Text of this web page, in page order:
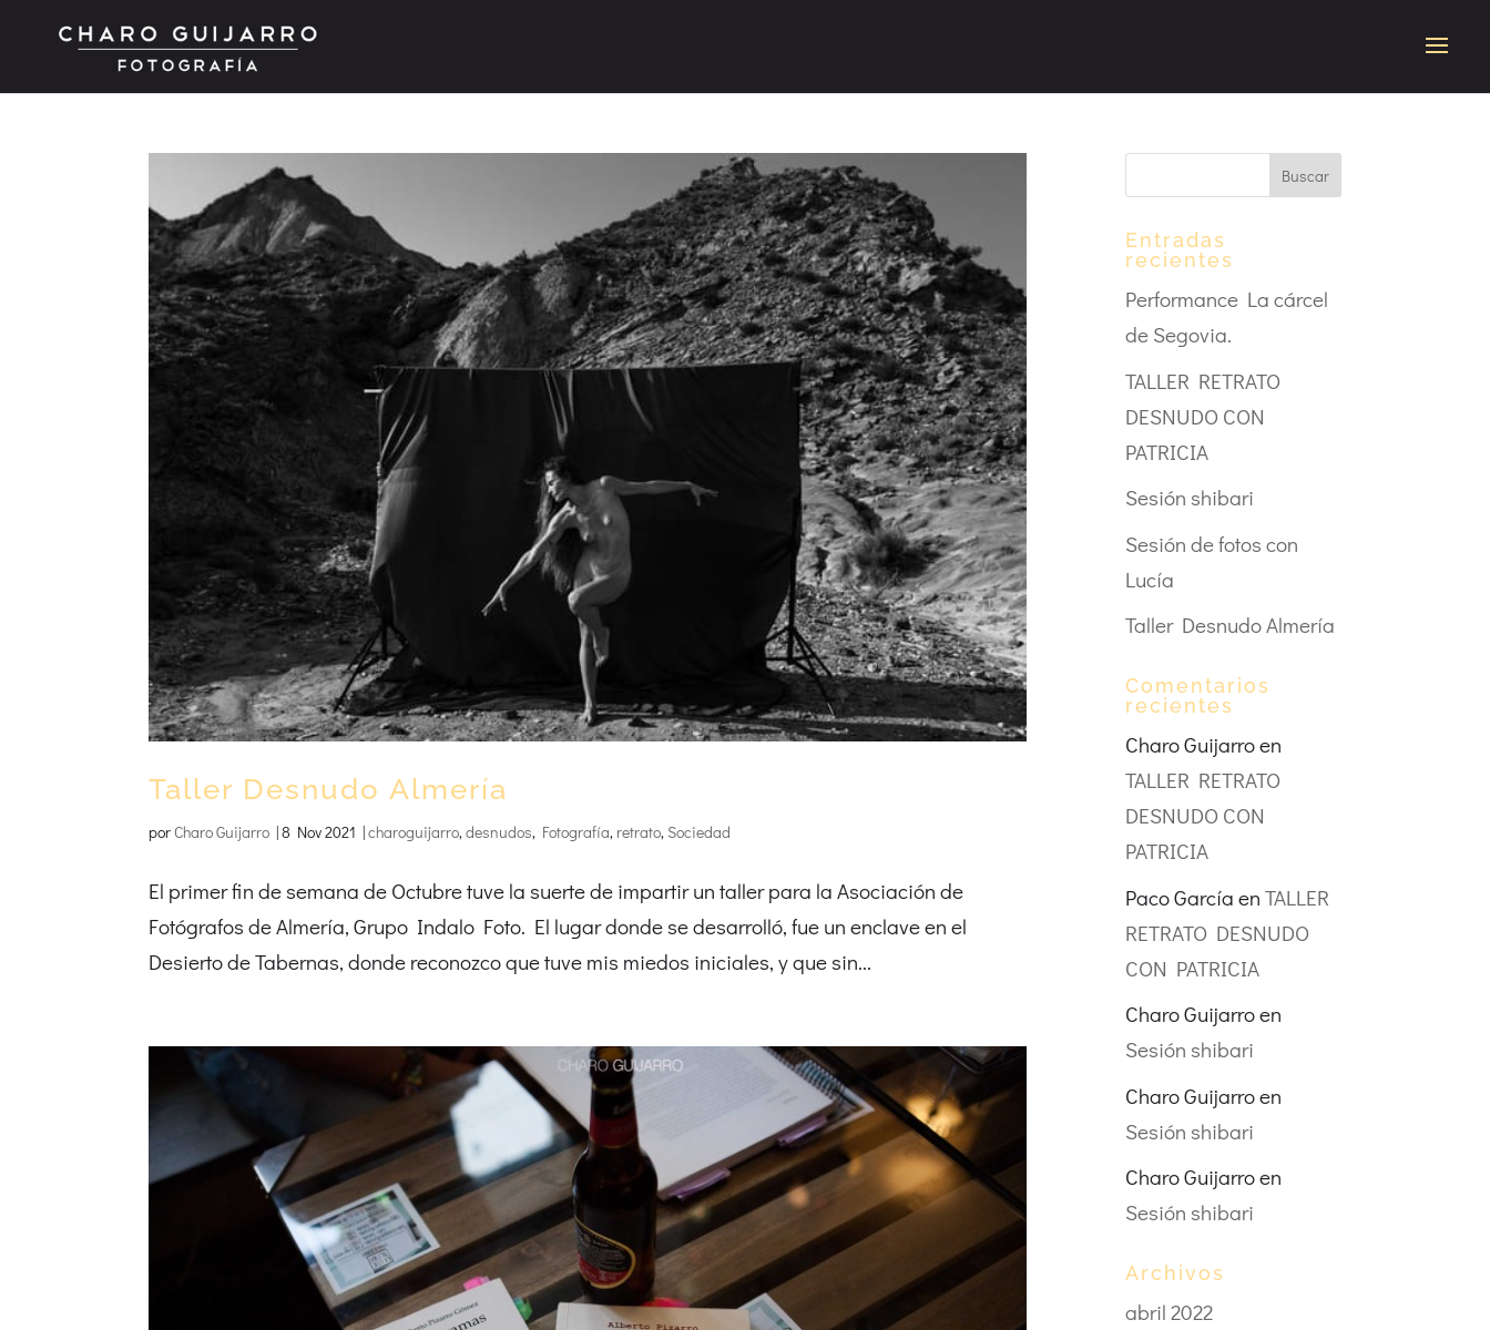
Taller Desnudo Almería
porCharo Guijarro |8 Nov 2021 |charoguijarro,desnudos, Fotografía, retrato, Sociedad
El primer fin de semana de Octubre tuve la suerte de impartir un taller para la Asociación de
Fotógrafos de Almería, Grupo Indalo Foto. El lugar donde se desarrolló, fue un enclave en el
Desierto de Tabernas, donde reconozco que tuve mis miedos iniciales, y que sin...
Entradas
recientes
Performance La cárcel
de Segovia.
TALLER RETRATO
DESNUDO CON
PATRICIA
Sesión shibari
Sesión de fotos con
Lucía
Taller Desnudo Almería
Comentarios
recientes
Charo Guijarroen
TALLER RETRATO
DESNUDO CON
PATRICIA
Paco García enTALLER
RETRATO DESNUDO
CON PATRICIA
Charo Guijarroen
Sesión shibari
Charo Guijarroen
Sesión shibari
Charo Guijarroen
Sesión shibari
Archivos
abril 2022